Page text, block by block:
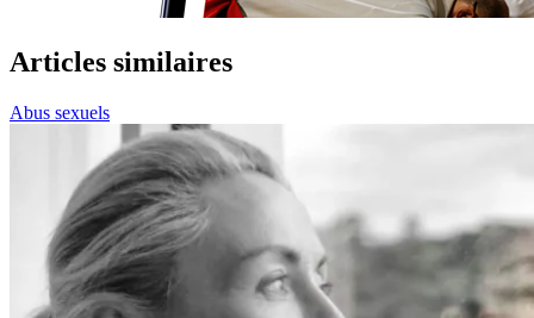
Articles similaires
Abus sexuels